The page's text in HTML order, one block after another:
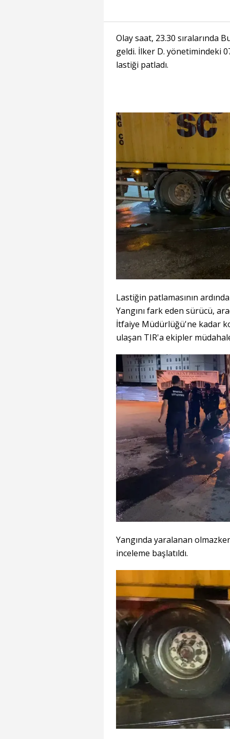
Olay saat, 23.30 sıralarında
geldi. İlker D. yönetimindeki
lastiği patladı.
Lastiğin patlamasının
Yangını fark eden sürücü,
İtfaiye Müdürlüğü'ne kadar
ulaşan TIR'a ekipler
Yangında yaralanan
inceleme başlatıldı.